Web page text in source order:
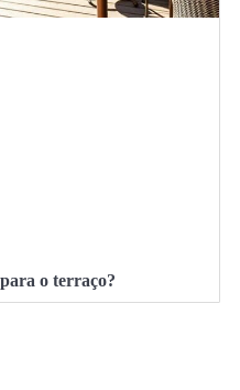
o terraço?